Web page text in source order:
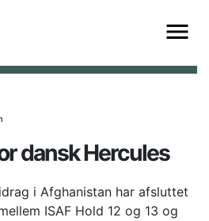
dansk Hercules
i Afghanistan har afsluttet
ISAF Hold 12 og 13 og